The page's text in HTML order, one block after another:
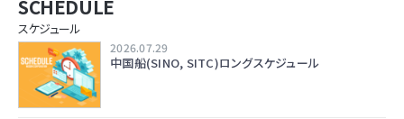
SCHEDULE
スケジュール
2026.07.29
中国船(SINO, SITC)ロングスケジュール